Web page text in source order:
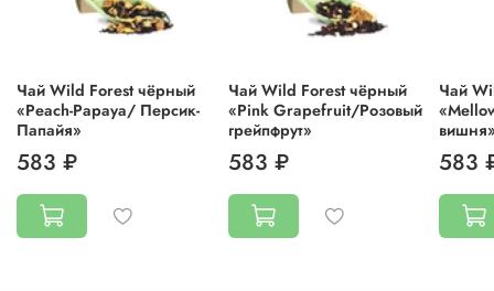
Чай Wild Forest чёрный
«Peach-Papaya/ Персик-
Папайя»
583 ₽
Чай Wild Forest чёрный
«Pink Grapefruit/Розовый
грейпфрут»
583 ₽
Чай
583